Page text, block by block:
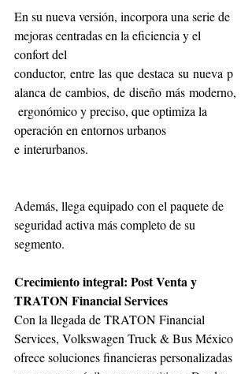
En su nueva versión, incorpora una serie de
mejoras centradas en la eficiencia y el
confort del
conductor, entre las que destaca su nueva p
alanca de cambios, de diseño más moderno,
ergonómico y preciso, que optimiza la
operación en entornos urbanos
e interurbanos.
Además, llega equipado con el paquete de
seguridad activa más completo de su
segmento.
Crecimiento integral: Post Venta y
TRATON Financial Services
Con la llegada de TRATON Financial
Services, Volkswagen Truck & Bus México
ofrece soluciones financieras personalizadas